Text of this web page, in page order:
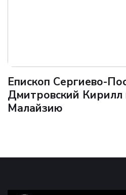
Епископ Сергиево-
Дмитровский Кирилл
Малайзию